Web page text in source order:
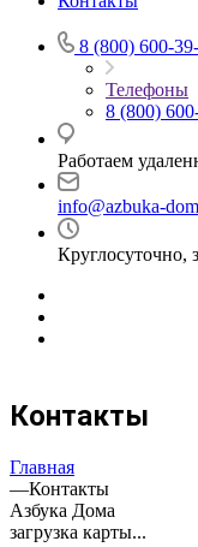
8 (800) 600-
Телефоны
8 (800)
Работаем
info@azbuka-
Круглосуточно,
Контакты
Главная
—Контакты
Азбука Дома
загрузка карты...